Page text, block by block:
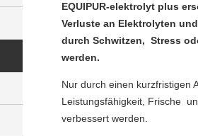
EQUIPUR-elektrolyt plus
Verluste an Elektrolyten
durch Schwitzen, Stress
werden.
Nur durch einen kurzfristigen
Leistungsfähigkeit, Frische
verbessert werden.